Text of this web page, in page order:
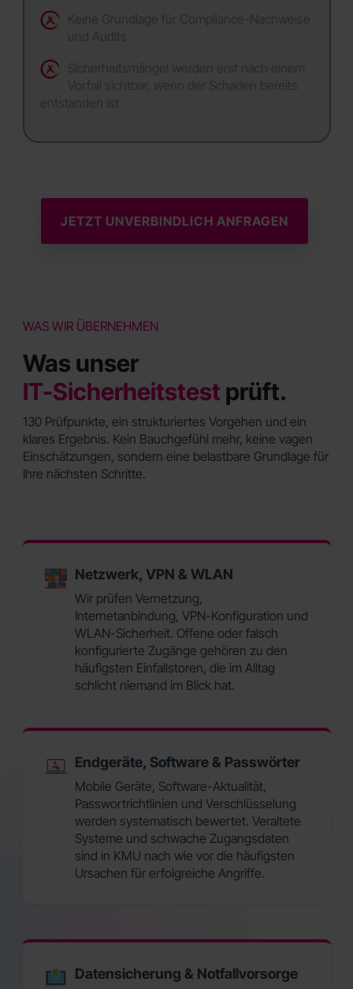
JETZT UNVERBINDLICH ANFRAGEN
WAS WIR ÜBERNEHMEN
Was unser
IT-Sicherheitstest prüft.
130 Prüfpunkte, ein strukturiertes Vorgehen und ein
klares Ergebnis. Kein Bauchgefühl mehr, keine vagen
Einschätzungen, sondern eine belastbare Grundlage für
Ihre nächsten Schritte.
Netzwerk, VPN & WLAN
Wir prüfen Vernetzung,
Internetanbindung, VPN-Konfiguration und
WLAN-Sicherheit. Offene oder falsch
konfigurierte Zugänge gehören zu den
häufigsten Einfallstoren, die im Alltag
schlicht niemand im Blick hat.
Endgeräte, Software & Passwörter
Mobile Geräte, Software-Aktualität,
Passwortrichtlinien und Verschlüsselung
werden systematisch bewertet. Veraltete
Systeme und schwache Zugangsdaten
sind in KMU nach wie vor die häufigsten
Ursachen für erfolgreiche Angriffe.
Datensicherung & Notfallvorsorge